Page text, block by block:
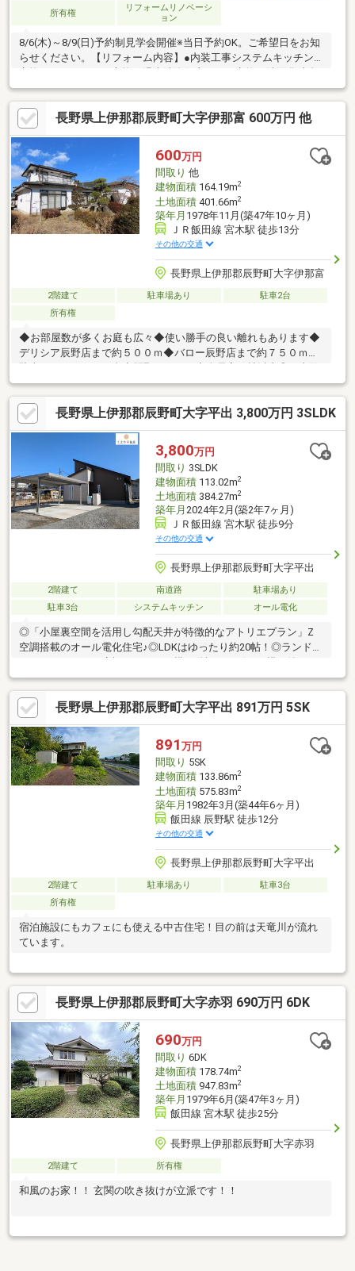
所有権
リフォームリノベーシ
ョン
8/6(木)～8/9(日)予約制見学会開催※当日予約OK。ご希望日をお知
らせください。【リフォーム内容】●内装工事システムキッチン
交換、フローリング上張り、クロス張替え、クッションフロア張
替え、建具交換、クローゼット交換など【おすすめポイント】・
雨漏り、構造上主要な部分の欠陥や・腐食、給排水管の故障や漏
水についてお引渡しより２年間保証・シロアリ防除工事施工後5年
間保証・返済額や融資可能額など、お客様のご希望にあわせてご
提案。住宅ローンが初めての方でもお気軽にご相談ください
長野県上伊那郡辰野町大字伊那富 600万円 他
600万円
間取り 他
建物面積164.19m2
土地面積401.66m2
築年月 1978年11月(築47年10ヶ月)
ＪＲ飯田線 宮木駅 徒歩13分
その他の交通
長野県上伊那郡辰野町大字伊那富
2階建て 駐車場あり
駐車2台
所有権
◆お部屋数が多くお庭も広々◆使い勝手の良い離れもあります◆
デリシア辰野店まで約５００ｍ◆バロー辰野店まで約７５０ｍ◆
いただけます お気軽にご連絡ください■ 周辺環境
━━━━━…‥・◯デリシア辰野店（約５００ｍ）◯バロー辰野
店（約７５０ｍ）◯クスリのサンロード辰野店（約５２０ｍ）
◯セブンイレブン辰野宮木店（約５５０ｍ）◯マツモトキヨシ
辰野店（約９００ｍ）◯町立辰野病院（約９００ｍ）◯辰野西
小学校（約7００ｍ）◯辰野中学校（約１．５ｋｍ）
長野県上伊那郡辰野町大字平出 3,800万円 3SLDK
3,800万円
間取り 3SLDK
建物面積113.02m2
土地面積384.27m2
築年月 2024年2月(築2年7ヶ月)
ＪＲ飯田線 宮木駅 徒歩9分
その他の交通
長野県上伊那郡辰野町大字平出
2階建て 南道路
駐車場あり
駐車3台
システムキッチン オール電化
◎「小屋裏空間を活用し勾配天井が特徴的なアトリエプラン」Z
空調搭載のオール電化住宅♪◎LDKはゆったり約20帖！◎ランドリ
帖、主寝室7帖は、W.I.C3帖+階段下収納等、収納や暮らしのアイ
デアを盛り込んだ物件です☆◎外構施工済み♪（カーポート・土
間コンクリート2台分）+南側フェンス◎駐車場4台可〇残置予定
品について。「ソファー、ベッド（マットレス除く）、リビング
のカーテン、冷蔵庫」〇建物内のお写真については、ご所有者様
居住中の為、新築ご入居時の写真を掲載しております。〇契約不
適合責任：3ケ月
長野県上伊那郡辰野町大字平出 891万円 5SK
891 万円
間取り 5SK
建物面積133.86m2
土地面積575.83m2
築年月 1982年3月(築44年6ヶ月)
飯田線 辰野駅 徒歩12分
その他の交通
長野県上伊那郡辰野町大字平出
2階建て 駐車場あり
駐車3台
所有権
宿泊施設にもカフェにも使える中古住宅！目の前は天竜川が流れ
ています。
長野県上伊那郡辰野町大字赤羽 690万円 6DK
690万円
間取り 6DK
建物面積178.74m2
土地面積947.83m2
築年月 1979年6月(築47年3ヶ月)
飯田線 宮木駅 徒歩25分
長野県上伊那郡辰野町大字赤羽
2階建て 所有権
和風のお家！！ 玄関の吹き抜けが立派です！！